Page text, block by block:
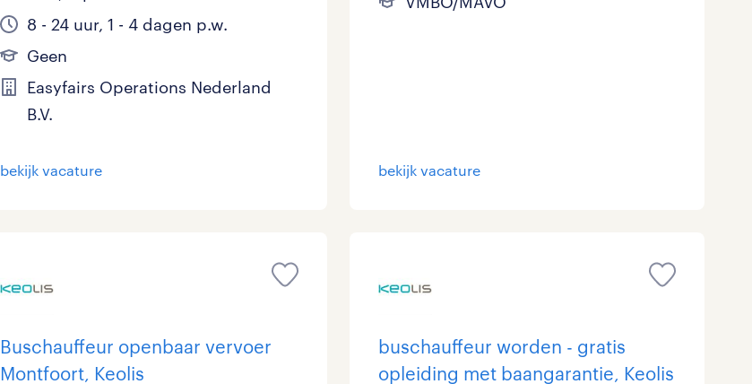
8 - 24 uur, 1 - 4 dagen p.w.
Geen
Easyfairs Operations Nederland
B.V.
bekijk vacature bekijk vacature
Buschauffeur openbaar vervoer
Montfoort, Keolis
buschauffeur worden - gratis
opleiding met baangarantie, Keolis